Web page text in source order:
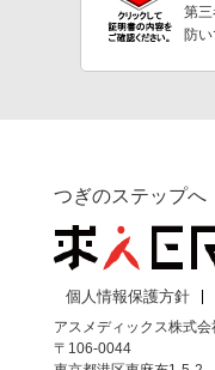
第
防い
つぎのステップへ
個人情報保護方針
アスメディックス株式会
〒106-0044